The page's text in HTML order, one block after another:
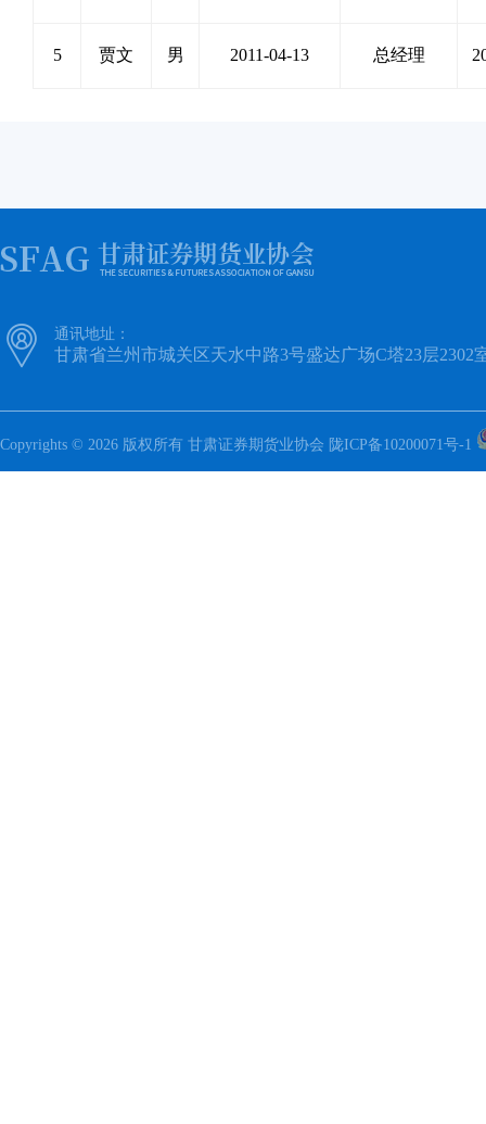
5 贾文 男 2011-04-13 总经理
 通讯地址：
甘肃省兰州市城关区天水中路3号盛达广场C塔23层2302
Copyrights © 2026 版权所有 甘肃证券期货业协会 陇ICP备10200071号-1